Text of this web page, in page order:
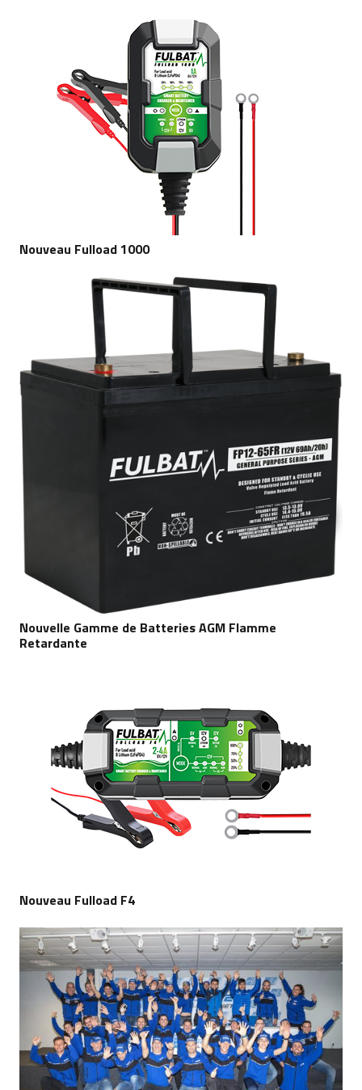
Nouveau Fulload 1000
Nouvelle Gamme de Batteries AGM Flamme
Retardante
Nouveau Fulload F4